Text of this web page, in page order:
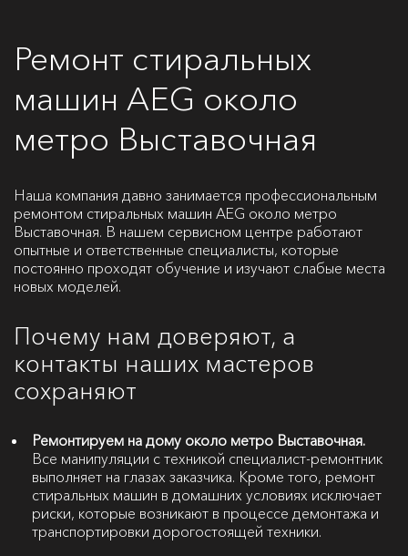
Ремонт стиральных
машин AEG около
метро Выставочная
Наша компания давно занимается профессиональным
ремонтом стиральных машин AEG около метро
Выставочная. В нашем сервисном центре работают
опытные и ответственные специалисты, которые
постоянно проходят обучение и изучают слабые места
новых моделей.
Почему нам доверяют, а
контакты наших мастеров
сохраняют
Ремонтируем на дому около метро Выставочная.
Все манипуляции с техникой специалист-ремонтник
выполняет на глазах заказчика. Кроме того, ремонт
стиральных машин в домашних условиях исключает
риски, которые возникают в процессе демонтажа и
транспортировки дорогостоящей техники.